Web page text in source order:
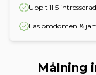
Upp till 5
Läs omdömen &
Målning